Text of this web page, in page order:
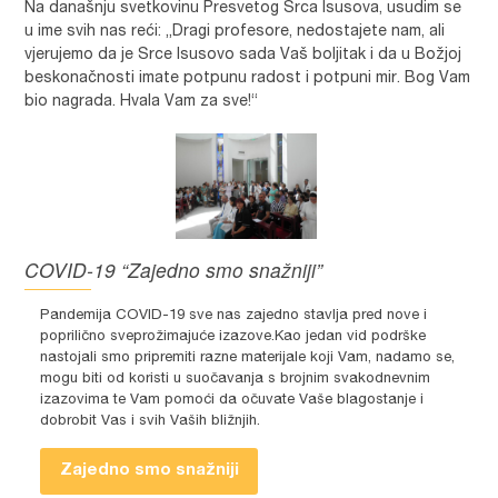
Na današnju svetkovinu Presvetog Srca Isusova, usudim se
u ime svih nas reći: „Dragi profesore, nedostajete nam, ali
vjerujemo da je Srce Isusovo sada Vaš boljitak i da u Božjoj
beskonačnosti imate potpunu radost i potpuni mir. Bog Vam
bio nagrada. Hvala Vam za sve!“
COVID-19 “Zajedno smo snažniji”
Pandemija COVID-19 sve nas zajedno stavlja pred nove i
poprilično sveprožimajuće izazove.Kao jedan vid podrške
nastojali smo pripremiti razne materijale koji Vam, nadamo se,
mogu biti od koristi u suočavanja s brojnim svakodnevnim
izazovima te Vam pomoći da očuvate Vaše blagostanje i
dobrobit Vas i svih Vaših bližnjih.
Zajedno smo snažniji